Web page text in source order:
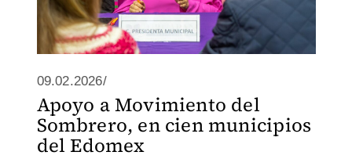
09.02.2026/
Apoyo a Movimiento del
Sombrero, en cien municipios
del Edomex